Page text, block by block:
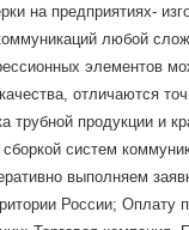
на предприятиях-
любой
элементов
отличаются
трубной продукции и
систем
выполняем
России;